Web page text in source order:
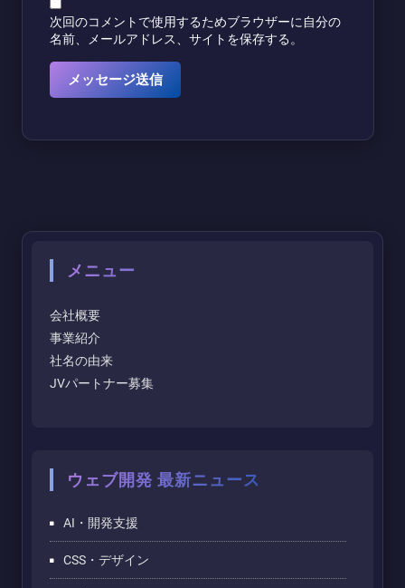
次回のコメントで使用するためブラウザーに自分の
名前、メールアドレス、サイトを保存する。
メニュー
会社概要
事業紹介
社名の由来
JVパートナー募集
ウェブ開発 最新ニュース
AI・開発支援
CSS・デザイン